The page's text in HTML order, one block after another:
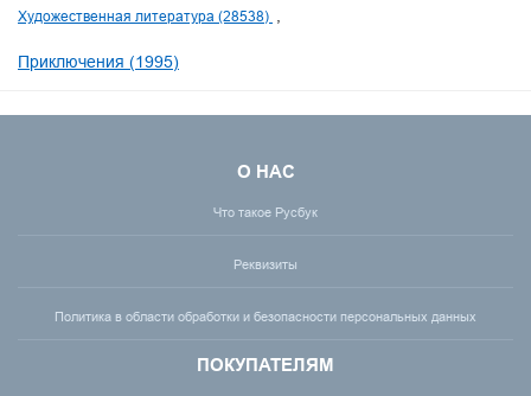
Художественная литература (28538)
Приключения (1995)
О НАС
Что такое Русбук
Реквизиты
Политика в области обработки и безопасности персональных данных
ПОКУПАТЕЛЯМ